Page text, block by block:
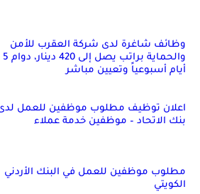
وظائف شاغرة لدى شركة العقرب للأمن
والحماية براتب يصل إلى 420 دينار، دوام 5
أيام أسبوعياً وتعيين مباشر
اعلان توظيف مطلوب موظفين للعمل
بنك الاتحاد – موظفين خدمة عملاء
مطلوب موظفين للعمل في البنك الأردني
الكويتي